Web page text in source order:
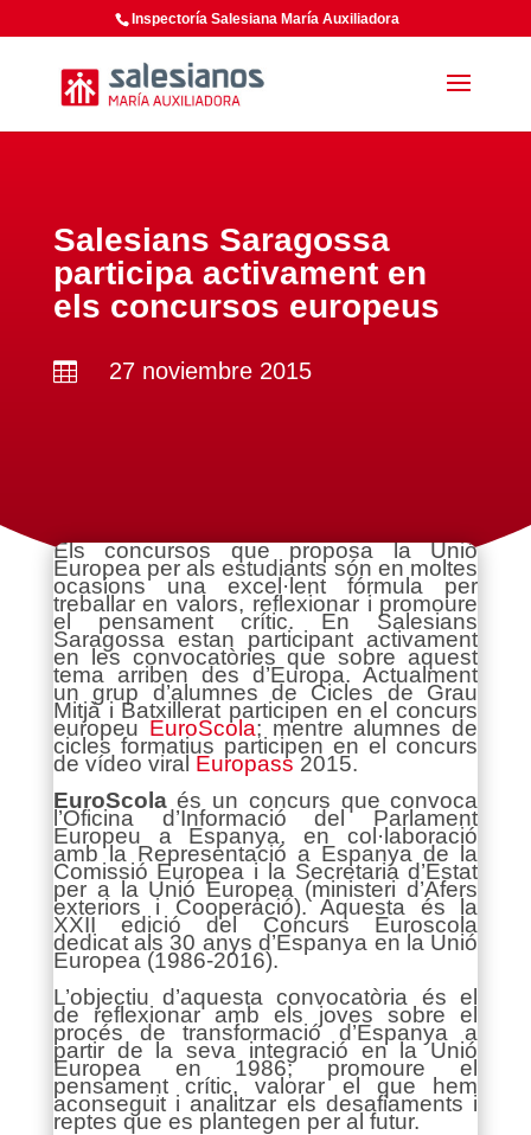
Inspectoría Salesiana María Auxiliadora
Salesians Saragossa
participa activament en
els concursos europeus
 27 noviembre 2015
Els concursos que proposa la Unió
Europea per als estudiants són en moltes
ocasions una excel·lent fórmula per
treballar en valors, reflexionar i promoure
el pensament crític. En Salesians
Saragossa estan participant activament
en les convocatòries que sobre aquest
tema arriben des d’Europa. Actualment
un grup d’alumnes de Cicles de Grau
Mitjà i Batxillerat participen en el concurs
europeu EuroScola; mentre alumnes de
cicles formatius participen en el concurs
de vídeo viral Europass 2015.
EuroScolaés un concurs que convoca
l’Oficina d’Informació del Parlament
Europeu a Espanya, en col·laboració
amb la Representació a Espanya de la
Comissió Europea i la Secretaria d’Estat
per a la Unió Europea (ministeri d’Afers
exteriors i Cooperació). Aquesta és la
XXII edició del Concurs Euroscola
dedicat als 30 anys d’Espanya en la Unió
Europea (1986-2016).
L’objectiu d’aquesta convocatòria és el
de reflexionar amb els joves sobre el
procés de transformació d’Espanya a
partir de la seva integració en la Unió
Europea en 1986; promoure el
pensament crític, valorar el que hem
aconseguit i analitzar els desafiaments i
reptes que es plantegen per al futur.